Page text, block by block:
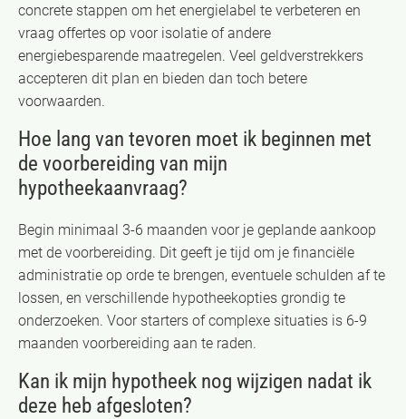
concrete stappen om het energielabel te verbeteren en
vraag offertes op voor isolatie of andere
energiebesparende maatregelen. Veel geldverstrekkers
accepteren dit plan en bieden dan toch betere
voorwaarden.
Hoe lang van tevoren moet ik beginnen met
de voorbereiding van mijn
hypotheekaanvraag?
Begin minimaal 3-6 maanden voor je geplande aankoop
met de voorbereiding. Dit geeft je tijd om je financiële
administratie op orde te brengen, eventuele schulden af te
lossen, en verschillende hypotheekopties grondig te
onderzoeken. Voor starters of complexe situaties is 6-9
maanden voorbereiding aan te raden.
Kan ik mijn hypotheek nog wijzigen nadat ik
deze heb afgesloten?